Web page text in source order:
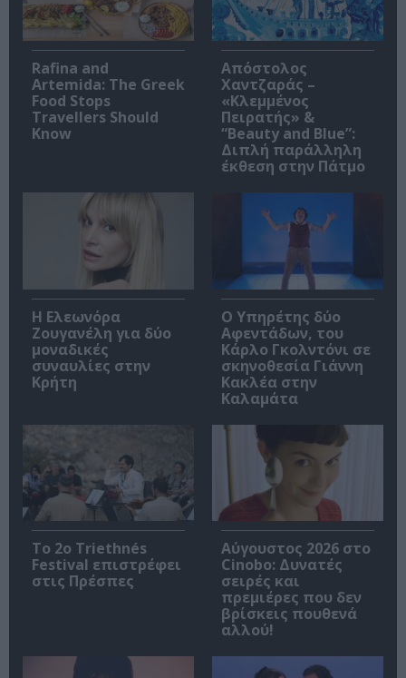
Rafina and
Artemida: The Greek
Food Stops
Travellers Should
Know
Απόστολος
Χαντζαράς –
«Κλεμμένος
Πειρατής» &
“Beauty and Blue”:
Διπλή παράλληλη
έκθεση στην Πάτμο
Η Ελεωνόρα
Ζουγανέλη για δύο
μοναδικές
συναυλίες στην
Κρήτη
Ο Υπηρέτης δύο
Αφεντάδων, του
Κάρλο Γκολντόνι σε
σκηνοθεσία Γιάννη
Κακλέα στην
Καλαμάτα
Το 2ο Triethnés
Festival επιστρέφει
στις Πρέσπες
Αύγουστος 2026 στο
Cinobo: Δυνατές
σειρές και
πρεμιέρες που δεν
βρίσκεις πουθενά
αλλού!